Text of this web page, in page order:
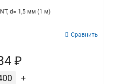
d= 1,5 мм (1 м)
Сравнить
₽
+